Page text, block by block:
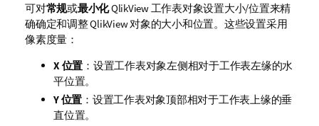
可对常规或最小化QlikView 工作表对象设置大小/位置来精
确确定和调整 QlikView 对象的大小和位置。这些设置采用
像素度量：
X 位置 ：设置工作表对象左侧相对于工作表左缘的水
平位置。
Y 位置 ：设置工作表对象顶部相对于工作表上缘的垂
直位置。